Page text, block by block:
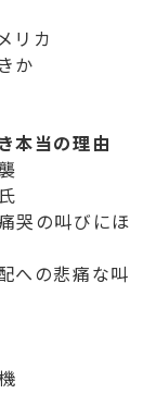
リカ
か
本当の理由
哭の叫びにほ
への悲痛な叫